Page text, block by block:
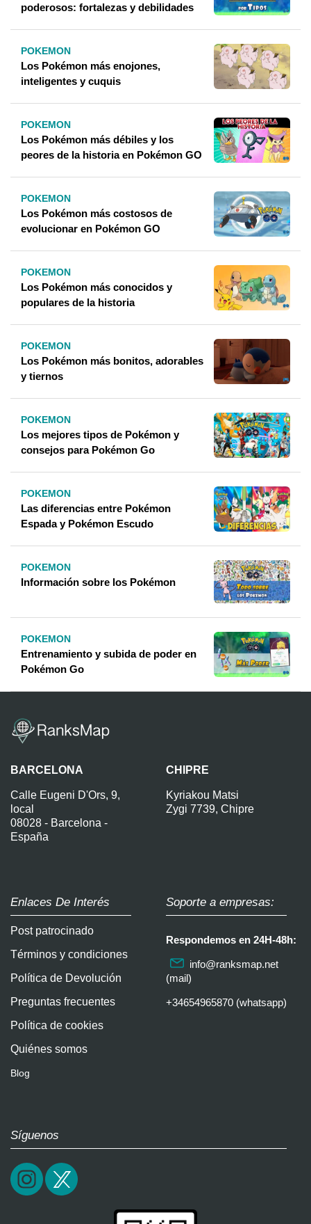
poderosos: fortalezas y debilidades
POKEMON
Los Pokémon más enojones,
inteligentes y cuquis
POKEMON
Los Pokémon más débiles y los
peores de la historia en Pokémon GO
POKEMON
Los Pokémon más costosos de
evolucionar en Pokémon GO
POKEMON
Los Pokémon más conocidos y
populares de la historia
POKEMON
Los Pokémon más bonitos, adorables
y tiernos
POKEMON
Los mejores tipos de Pokémon y
consejos para Pokémon Go
POKEMON
Las diferencias entre Pokémon
Espada y Pokémon Escudo
POKEMON
Información sobre los Pokémon
POKEMON
Entrenamiento y subida de poder en
Pokémon Go
BARCELONA
Calle Eugeni D'Ors, 9,
local
08028 - Barcelona -
España
CHIPRE
Kyriakou Matsi
Zygi 7739, Chipre
Enlaces De Interés
Post patrocinado
Términos y condiciones
Política de Devolución
Preguntas frecuentes
Política de cookies
Quiénes somos
Blog
Soporte a empresas:
Respondemos en 24H-48h:
info@ranksmap.net
(mail)
+34654965870 (whatsapp)
Síguenos